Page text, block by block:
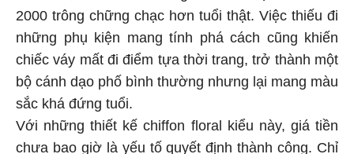
2000 trông chững chạc hơn tuổi thật. Việc thiếu đi
những phụ kiện mang tính phá cách cũng khiến
chiếc váy mất đi điểm tựa thời trang, trở thành một
bộ cánh dạo phố bình thường nhưng lại mang màu
sắc khá đứng tuổi.
Với những thiết kế chiffon floral kiểu này, giá tiền
chưa bao giờ là yếu tố quyết định thành công. Chỉ